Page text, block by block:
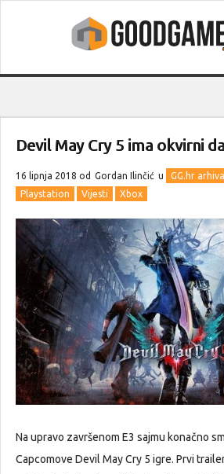
Devil May Cry 5 ima okvirni
16 lipnja 2018 od Gordan Ilinčić u GG.hr arhiva
Playstation
Vijesti Xbox
Na upravo završenom E3 sajmu konačno
Capcomove Devil May Cry 5 igre. Prvi